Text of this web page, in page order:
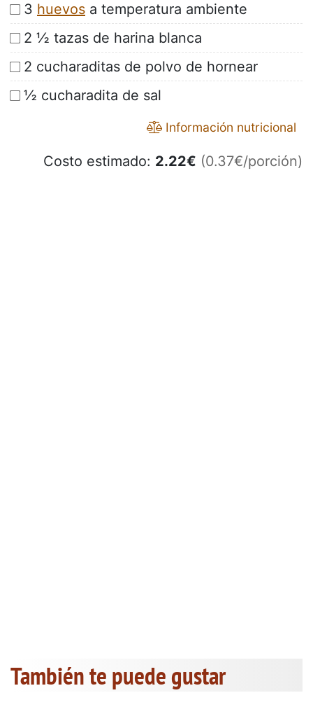
3 huevos a temperatura ambiente
2 ½ tazas de harina blanca
2 cucharaditas de polvo de hornear
½ cucharadita de sal
Información nutricional
Costo estimado: 2.22€ (0.37€/porción)
También te puede gustar